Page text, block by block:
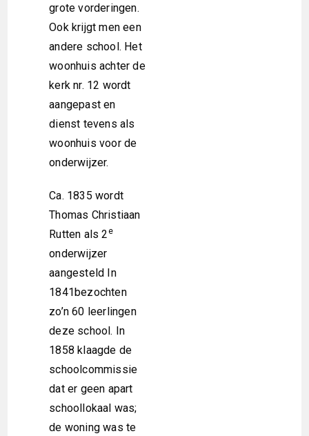
grote vorderingen.
Ook krijgt men een
andere school. Het
woonhuis achter de
kerk nr. 12 wordt
aangepast en
dienst tevens als
woonhuis voor de
onderwijzer.
Ca. 1835 wordt
Thomas Christiaan
Rutten als 2e
onderwijzer
aangesteld In
1841bezochten
zo’n 60 leerlingen
deze school. In
1858 klaagde de
schoolcommissie
dat er geen apart
schoollokaal was;
de woning was te